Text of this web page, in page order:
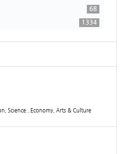
68
1334
Science...Economy, Arts & Culture